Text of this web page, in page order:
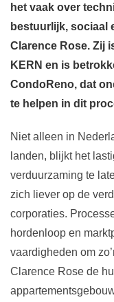
het vaak over
bestuurlijk, sociaal
Clarence Rose. Zij
KERN en is
CondoReno, dat
te helpen in dit
Niet alleen in
landen, blijkt het
verduurzaming te
zich liever op de
corporaties.
hordenloop en
vaardigheden om
Clarence Rose de